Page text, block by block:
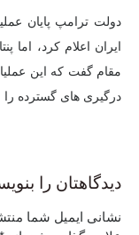
دولت ترامپ پایان
ایران اعلام کرد، اما
مقام گفت که این
درگیری های گسترده
دیدگاهتان را
نشانی ایمیل شما